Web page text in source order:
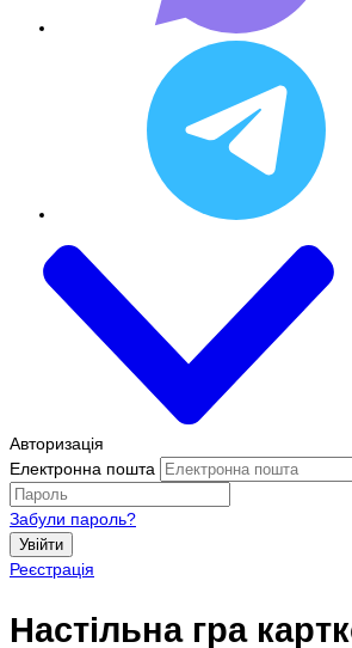
Авторизація
Електронна пошта
Забули пароль?
Увійти
Реєстрація
Настільна гра